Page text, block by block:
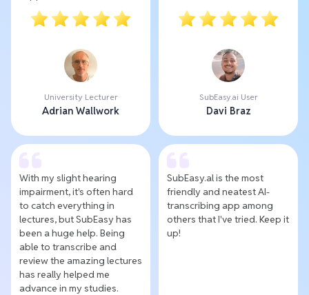
University Lecturer
Adrian Wallwork
SubEasy.ai User
Davi Braz
With my slight hearing
impairment, it's often hard
to catch everything in
lectures, but SubEasy has
been a huge help. Being
able to transcribe and
review the amazing lectures
has really helped me
advance in my studies.
SubEasy.al is the most
friendly and neatest AI-
transcribing app among
others that I've tried. Keep it
up!